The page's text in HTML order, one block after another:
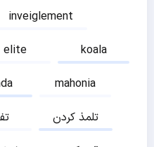
inveiglement
elite
koala
mahonia
تلمذ کردن